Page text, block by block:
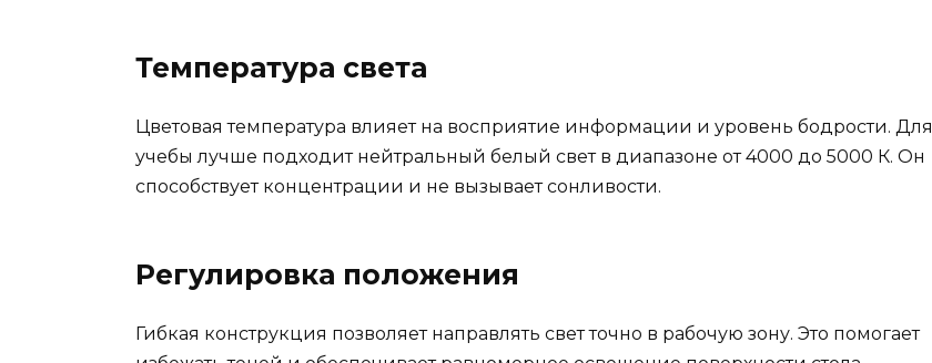
Температура света
Цветовая температура влияет на восприятие информации и уровень бодрости. Для
учебы лучше подходит нейтральный белый свет в диапазоне от 4000 до 5000 К. Он
способствует концентрации и не вызывает сонливости.
Регулировка положения
Гибкая конструкция позволяет направлять свет точно в рабочую зону. Это помогает